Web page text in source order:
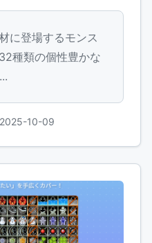
に登場するモンス
種類の個性豊かな
2025-10-09